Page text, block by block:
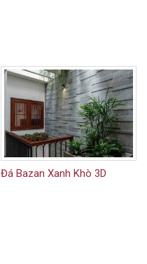
Đá Bazan Xanh Khò 3D